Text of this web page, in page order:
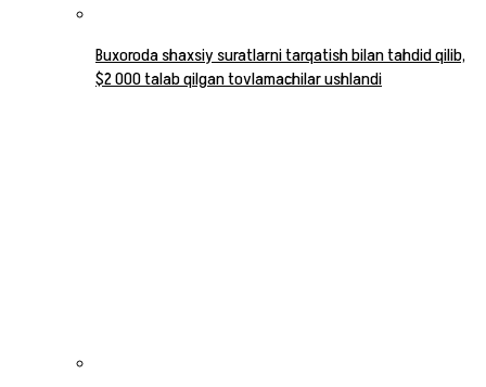
Buxoroda shaxsiy suratlarni tarqatish bilan tahdid qilib,
$2 000 talab qilgan tovlamachilar ushlandi